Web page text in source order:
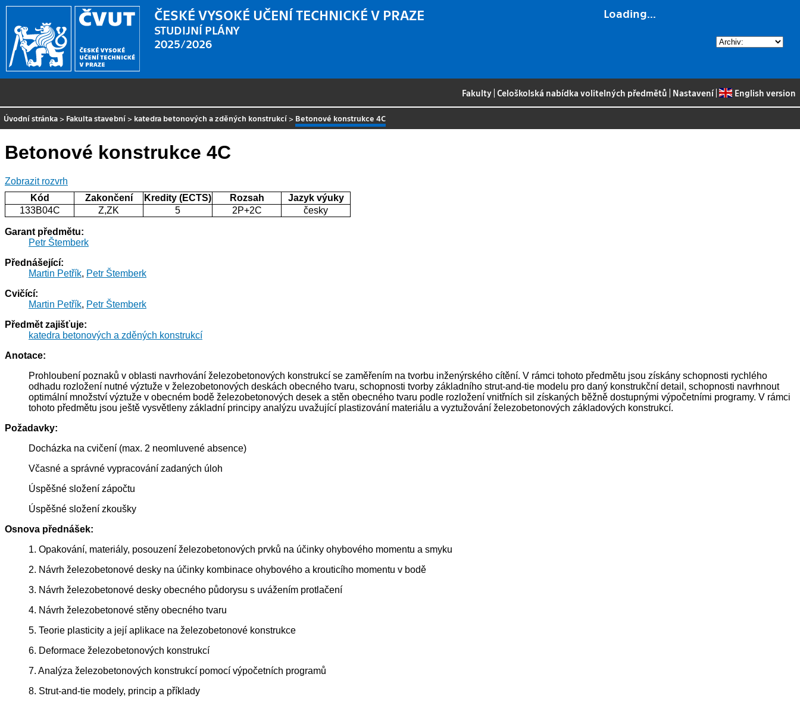
Loading...
ČESKÉ VYSOKÉ UČENÍ TECHNICKÉ V PRAZE
STUDIJNÍ PLÁNY
2025/2026
Fakulty |Celoškolská nabídka volitelných předmětů Nastavení| English version
Úvodní stránka > Fakulta stavební > katedra betonových a zděných konstrukcí > Betonové konstrukce 4C
Betonové konstrukce 4C
Zobrazit rozvrh
Kód
Zakončení Kredity (ECTS) Rozsah
Jazyk výuky
133B04C
Z,ZK 5 2P+2C česky
Garant předmětu:
Petr Štemberk
Přednášející:
Martin Petřík, Petr Štemberk
Cvičící:
Martin Petřík, Petr Štemberk
Předmět zajišťuje:
katedra betonových a zděných konstrukcí
Anotace:
Prohloubení poznaků v oblasti navrhování železobetonových konstrukcí se zaměřením na tvorbu inženýrského cítění. V rámci tohoto předmětu jsou získány schopnosti rychlého
odhadu rozložení nutné výztuže v železobetonových deskách obecného tvaru, schopnosti tvorby základního strut-and-tie modelu pro daný konstrukční detail, schopnosti navrhnout
optimální množství výztuže v obecném bodě železobetonových desek a stěn obecného tvaru podle rozložení vnitřních sil získaných běžně dostupnými výpočetními programy. V rámci
tohoto předmětu jsou ještě vysvětleny základní principy analýzu uvažující plastizování materiálu a vyztužování železobetonových základových konstrukcí.
Požadavky:
Docházka na cvičení (max. 2 neomluvené absence)
Včasné a správné vypracování zadaných úloh
Úspěšné složení zápočtu
Úspěšné složení zkoušky
Osnova přednášek:
1. Opakování, materiály, posouzení železobetonových prvků na účinky ohybového momentu a smyku
2. Návrh železobetonové desky na účinky kombinace ohybového a krouticího momentu v bodě
3. Návrh železobetonové desky obecného půdorysu s uvážením protlačení
4. Návrh železobetonové stěny obecného tvaru
5. Teorie plasticity a její aplikace na železobetonové konstrukce
6. Deformace železobetonových konstrukcí
7. Analýza železobetonových konstrukcí pomocí výpočetních programů
8. Strut-and-tie modely, princip a příklady